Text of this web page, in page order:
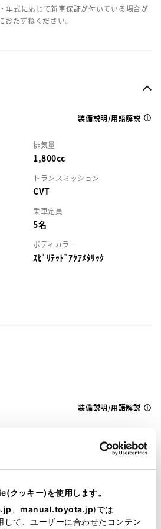
クッキー)を使用します。
manual.toyota.jp)では
て、ユーザーに合わせたコンテン
年式に応じて新車保証が付いている場合が
たずねください。
装備説明/用語解説
排気量
1,800cc
トランスミッション
CVT
乗車定員
5名
ボディカラー
ｽﾋﾟﾘﾃｯﾄﾞｱｸｱﾒﾀﾘｯｸ
装備説明/用語解説